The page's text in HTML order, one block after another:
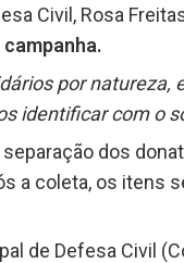
Civil, Rosa
por
identificar com o
dos
a coleta, os itens
de Defesa Civil